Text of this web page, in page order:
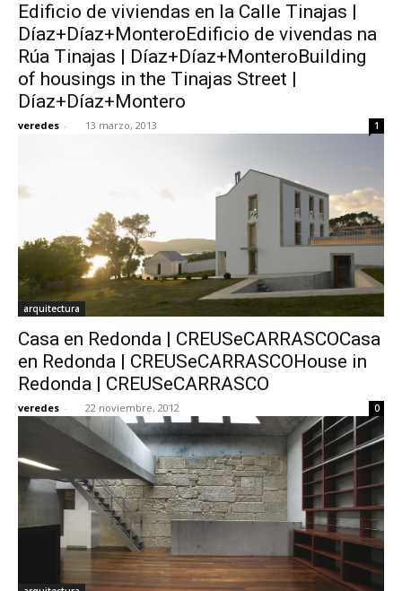
Edificio de viviendas en la Calle Tinajas |
Díaz+Díaz+MonteroEdificio de vivendas na
Rúa Tinajas | Díaz+Díaz+MonteroBuilding
of housings in the Tinajas Street |
Díaz+Díaz+Montero
veredes - 13 marzo, 2013 1
arquitectura
Casa en Redonda | CREUSeCARRASCOCasa
en Redonda | CREUSeCARRASCOHouse in
Redonda | CREUSeCARRASCO
veredes - 22 noviembre, 2012 0